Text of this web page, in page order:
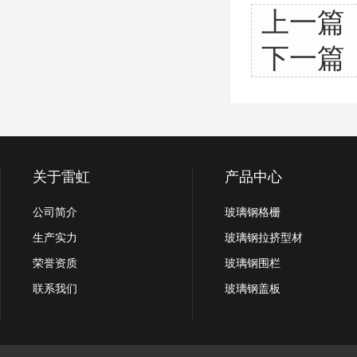
上一篇
下一篇
关于雷虹
公司简介
生产实力
荣誉资质
联系我们
产品中心
玻璃钢格栅
玻璃钢拉挤型材
玻璃钢围栏
玻璃钢盖板